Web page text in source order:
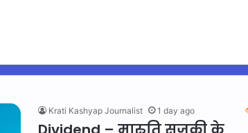
Krati Kashyap Journalist 1 day ago